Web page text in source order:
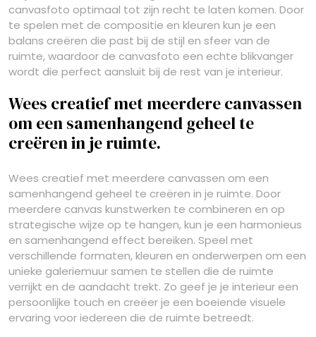
canvasfoto optimaal tot zijn recht te laten komen. Door
te spelen met de compositie en kleuren kun je een
balans creëren die past bij de stijl en sfeer van de
ruimte, waardoor de canvasfoto een echte blikvanger
wordt die perfect aansluit bij de rest van je interieur.
Wees creatief met meerdere canvassen
om een samenhangend geheel te
creëren in je ruimte.
Wees creatief met meerdere canvassen om een
samenhangend geheel te creëren in je ruimte. Door
meerdere canvas kunstwerken te combineren en op
strategische wijze op te hangen, kun je een harmonieus
en samenhangend effect bereiken. Speel met
verschillende formaten, kleuren en onderwerpen om een
unieke galeriemuur samen te stellen die de ruimte
verrijkt en de aandacht trekt. Zo geef je je interieur een
persoonlijke touch en creëer je een boeiende visuele
ervaring voor iedereen die de ruimte betreedt.